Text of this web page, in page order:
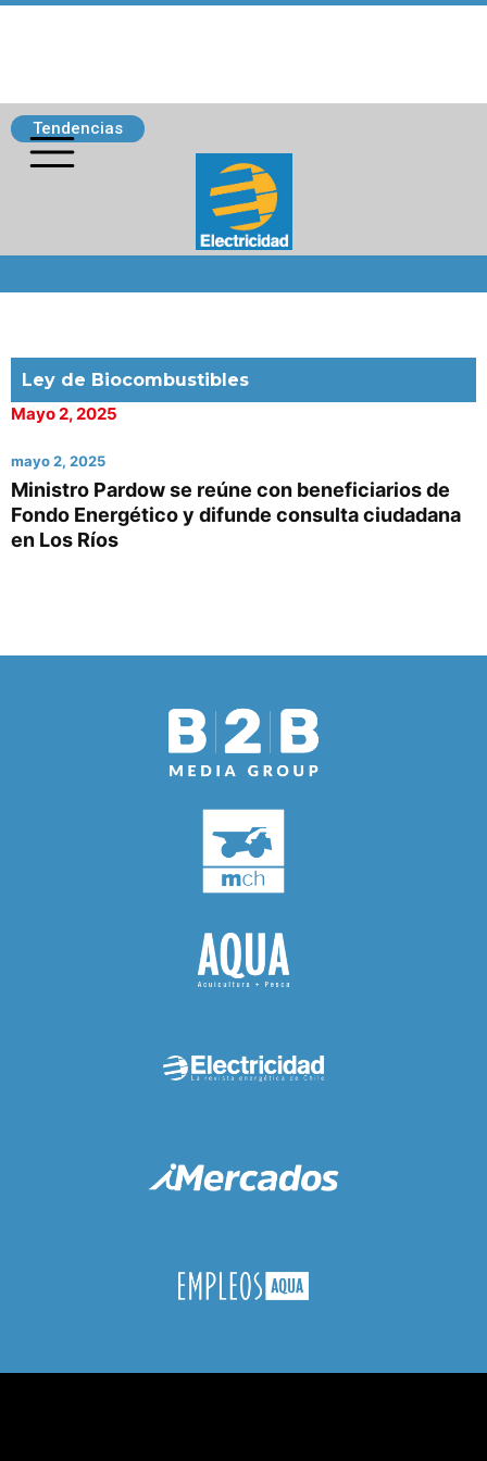
Tendencias
Ley de Biocombustibles
Mayo 2, 2025
mayo 2, 2025
Ministro Pardow se reúne con beneficiarios de
Fondo Energético y difunde consulta ciudadana
en Los Ríos